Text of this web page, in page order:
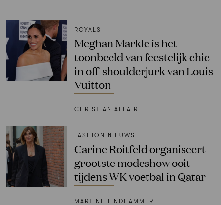
ROYALS
Meghan Markle is het
toonbeeld van feestelijk chic
in off-shoulderjurk van Louis
Vuitton
CHRISTIAN ALLAIRE
FASHION NIEUWS
Carine Roitfeld organiseert
grootste modeshow ooit
tijdens WK voetbal in Qatar
MARTINE FINDHAMMER